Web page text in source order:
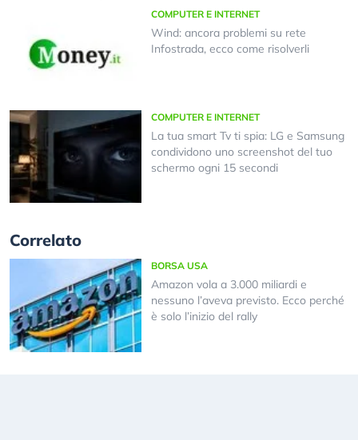
COMPUTER E INTERNET
Wind: ancora problemi su rete
Infostrada, ecco come risolverli
COMPUTER E INTERNET
La tua smart Tv ti spia: LG e Samsung
condividono uno screenshot del tuo
schermo ogni 15 secondi
Correlato
BORSA USA
Amazon vola a 3.000 miliardi e
nessuno l’aveva previsto. Ecco perché
è solo l’inizio del rally